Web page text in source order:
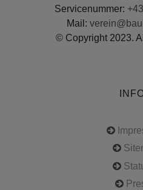
Servicenummer:
Mail:
© Copyright 2023.